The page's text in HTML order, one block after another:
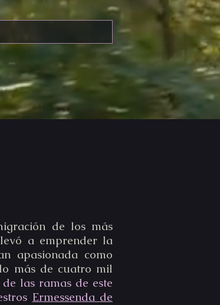
de los más
a emprender la
apasionada como
más de cuatro mil
las ramas de este
Ermessenda de